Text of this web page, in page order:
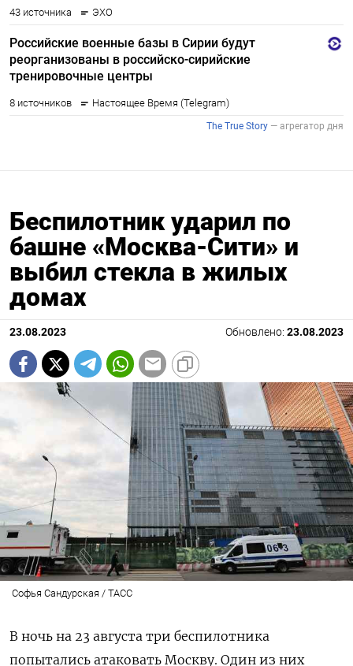
Беспилотник ударил по
башне «Москва-Сити» и
выбил стекла в жилых
домах
23.08.2023 Обновлено: 23.08.2023
Софья Сандурская / ТАСС
В ночь на 23 августа три беспилотника
попытались атаковать Москву. Один из них